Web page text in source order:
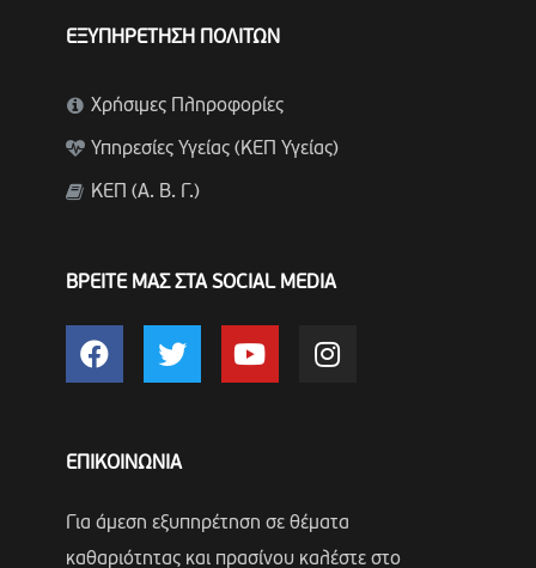
ΕΞΥΠΗΡΕΤΗΣΗ ΠΟΛΙΤΩΝ
Χρήσιμες Πληροφορίες
Υπηρεσίες Υγείας (ΚΕΠ Υγείας)
ΚΕΠ (Α. Β. Γ.)
ΒΡΕΙΤΕ ΜΑΣ ΣΤΑ SOCIAL MEDIA
ΕΠΙΚΟΙΝΩΝΙΑ
Για άμεση εξυπηρέτηση σε θέματα
καθαριότητας και πρασίνου καλέστε στο